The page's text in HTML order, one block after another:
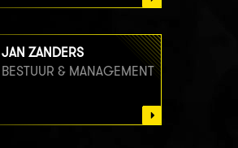
JAN ZANDERS
BESTUUR & MANAGEMENT